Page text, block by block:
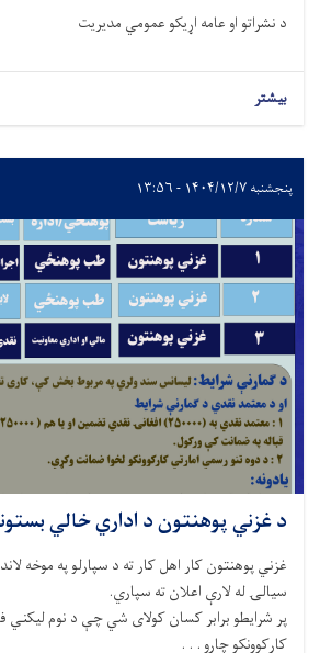
د نشراتو او عامه اړیکو عمومي مدیریت
بیشتر
پنجشنبه ۱۴۰۴/۱۲/۷ - ۱۳:۵۶
د غزني پوهنتون د اداري خالي
غزني پوهنتون کار اهل کار ته د سپارلو په موخه
سيالۍ له لارې اعلان ته سپاري.
پر شرايطو برابر کسان کولای شي چې د نوم لیکني
کارکوونکو چارو . . .